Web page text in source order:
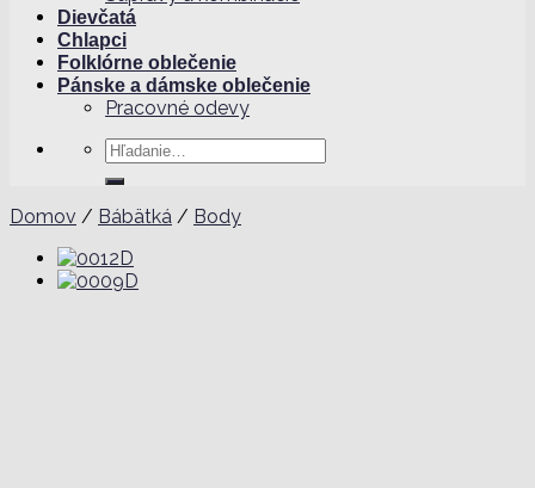
Dievčatá
Chlapci
Folklórne oblečenie
Pánske a dámske oblečenie
Pracovné odevy
Hľadať:
Domov / Bábätká / Body